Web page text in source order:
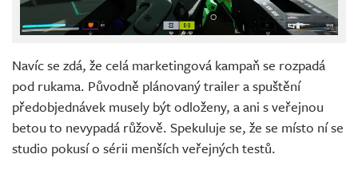
Navíc se zdá, že celá marketingová kampaň se rozpadá
pod rukama. Původně plánovaný trailer a spuštění
předobjednávek musely být odloženy, a ani s veřejnou
betou to nevypadá růžově. Spekuluje se, že se místo ní se
studio pokusí o sérii menších veřejných testů.